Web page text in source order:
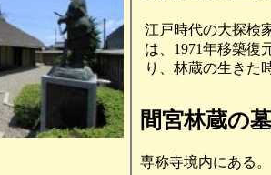
江戸時代の大探検
は、1971年移築復
り、林蔵の生きた
間宮林蔵の
専称寺境内にある